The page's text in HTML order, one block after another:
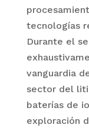
tecnologías
Durante el
vanguardia
sector del
baterías de
exploración